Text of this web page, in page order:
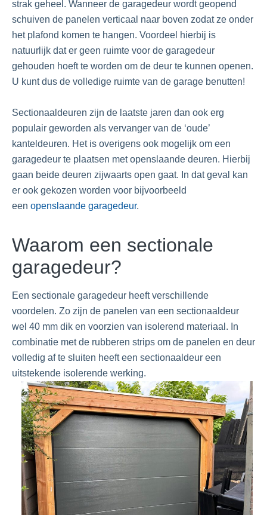
strak geheel. Wanneer de garagedeur wordt geopend
schuiven de panelen verticaal naar boven zodat ze onder
het plafond komen te hangen. Voordeel hierbij is
natuurlijk dat er geen ruimte voor de garagedeur
gehouden hoeft te worden om de deur te kunnen openen.
U kunt dus de volledige ruimte van de garage benutten!
Sectionaaldeuren zijn de laatste jaren dan ook erg
populair geworden als vervanger van de ‘oude’
kanteldeuren. Het is overigens ook mogelijk om een
garagedeur te plaatsen met openslaande deuren. Hierbij
gaan beide deuren zijwaarts open gaat. In dat geval kan
er ook gekozen worden voor bijvoorbeeld
een openslaande garagedeur.
Waarom een sectionale
garagedeur?
Een sectionale garagedeur heeft verschillende
voordelen. Zo zijn de panelen van een sectionaaldeur
wel 40 mm dik en voorzien van isolerend materiaal. In
combinatie met de rubberen strips om de panelen en deur
volledig af te sluiten heeft een sectionaaldeur een
uitstekende isolerende werking.